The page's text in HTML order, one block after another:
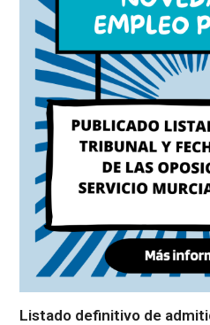
Listado definitivo de